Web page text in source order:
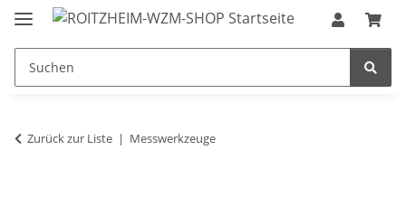
Zurück zur Liste Messwerkzeuge